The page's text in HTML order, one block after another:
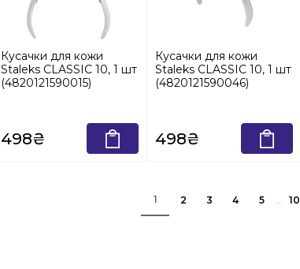
Кусачки для кожи
Staleks CLASSIC 10, 1 шт
(4820121590015)
498₴
Кусачки для кожи
Staleks CLASSIC 10, 1 шт
(4820121590046)
498₴
1 2 3 4 5 10